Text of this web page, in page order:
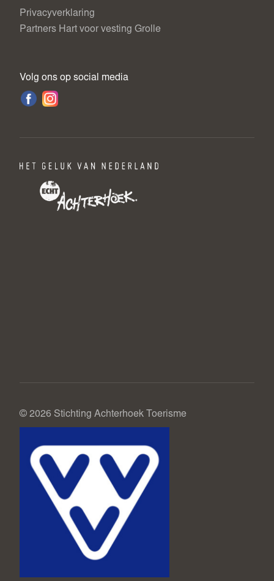
Privacyverklaring
Partners Hart voor vesting Grolle
Volg ons op social media
© 2026 Stichting Achterhoek Toerisme